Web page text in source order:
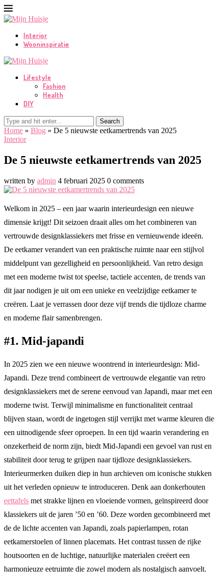
Interior
Wooninspiratie
Lifestyle
Fashion
Health
DIY
Search
Home » Blog » De 5 nieuwste eetkamertrends van 2025
Interior
De 5 nieuwste eetkamertrends van 2025
written by admin 4 februari 2025 0 comments
Welkom in 2025 – een jaar waarin interieurdesign een nieuwe
dimensie krijgt! Dit seizoen draait alles om het combineren van
vertrouwde designklassiekers met frisse en vernieuwende ideeën.
De eetkamer verandert van een praktische ruimte naar een stijlvol
middelpunt van gezelligheid en persoonlijkheid. Van retro design
met een moderne twist tot speelse, tactiele accenten, de trends van
dit jaar nodigen je uit om een unieke en veelzijdige eetkamer te
creëren. Laat je verrassen door deze vijf trends die tijdloze charme
en moderne flair samenbrengen.
#1. Mid-japandi
In 2025 zien we een nieuwe woontrend in interieurdesign: Mid-
Japandi. Deze trend combineert de vertrouwde elegantie van retro
designklassiekers met de serene eenvoud van Japandi, maar met een
moderne twist. Terwijl minimalisme en functionaliteit centraal
blijven staan, wordt de ingetogen stijl verrijkt met warme kleuren die
een uitnodigende sfeer oproepen. In een tijd waarin verandering en
onzekerheid de norm zijn, biedt Mid-Japandi een gevoel van rust en
stabiliteit door terug te grijpen naar tijdloze designklassiekers.
Interieurmerken duiken diep in hun archieven om iconische stukken
uit het verleden opnieuw te introduceren. Denk aan donkerhouten
eettafels met strakke lijnen en vloeiende vormen, geïnspireerd door
klassiekers uit de jaren ’50 en ’60. Deze worden gecombineerd met
de de lichte accenten van Japandi, zoals papierlampen, rotan
eetkamerstoelen of linnen placemats. Het contrast tussen de rijke
houtsoorten en de luchtige, natuurlijke materialen creëert een
harmonieuze eetruimte die zowel modern als nostalgisch aanvoelt.